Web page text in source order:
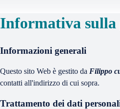
Informativa sulla
Informazioni generali
Questo sito Web è gestito da Filippo
contatti all'indirizzo di cui sopra.
Trattamento dei dati